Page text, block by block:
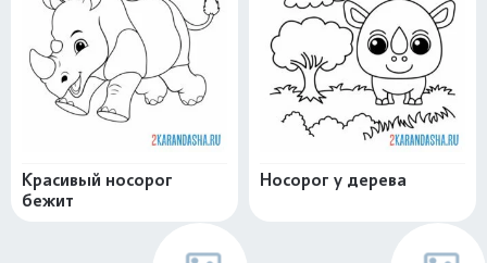
Красивый носорог
бежит
Носорог у дерева